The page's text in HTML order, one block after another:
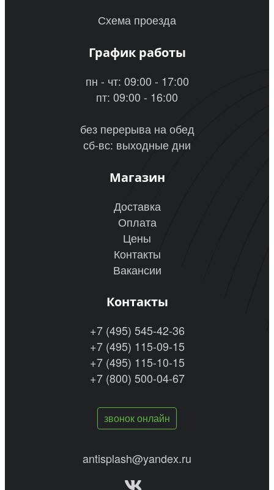
Схема проезда
График работы
пн - чт: 09:00 - 17:00
пт: 09:00 - 16:00
без перерыва на обед
сб-вс: выходные дни
Магазин
Доставка
Оплата
Цены
Контакты
Вакансии
Контакты
+7 (495) 545-42-36
+7 (495) 115-09-15
+7 (495) 115-10-15
+7 (800) 500-04-67
звонок онлайн
antisplash@yandex.ru